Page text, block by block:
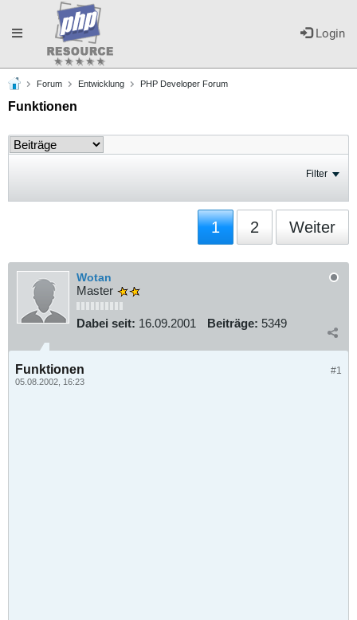
Login
Toggle
navigation
Forum Entwicklung PHP Developer Forum
Funktionen
Filter
1 2 Weiter
Wotan
Master
Dabei seit: 16.09.2001 Beiträge: 5349
#1
Funktionen
05.08.2002, 16:23